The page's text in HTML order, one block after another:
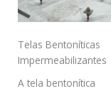
Telas Bentoníticas
Impermeabilizantes
A tela bentonítica